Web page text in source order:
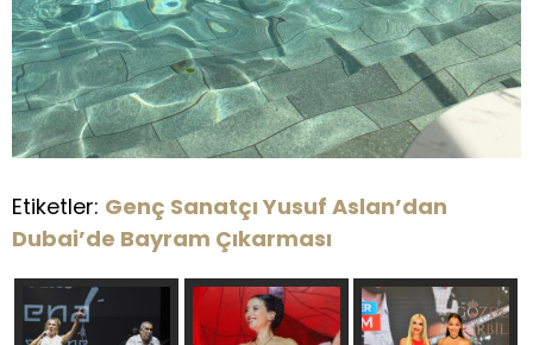
Etiketler: Genç Sanatçı Yusuf Aslan’dan
Dubai’de Bayram Çıkarması